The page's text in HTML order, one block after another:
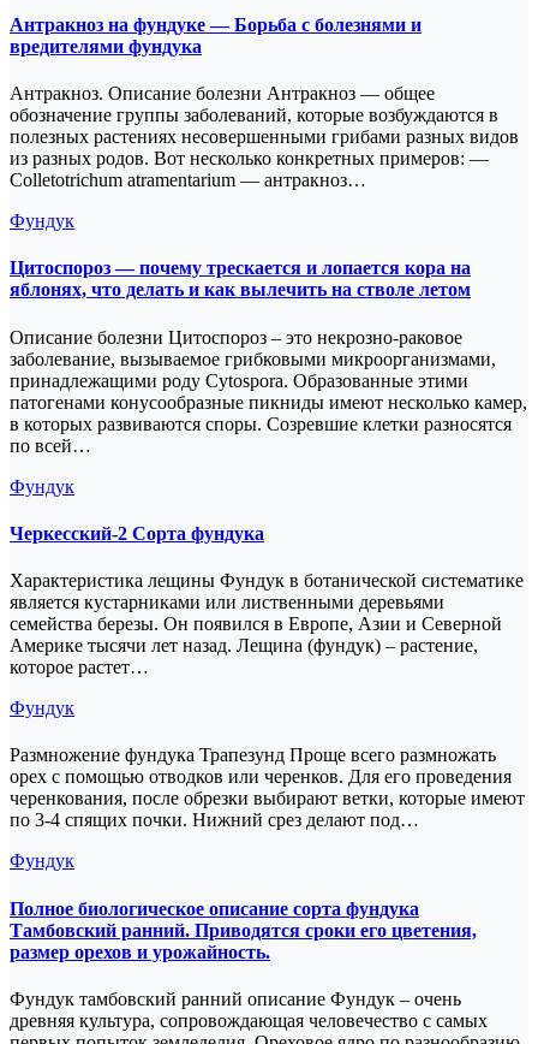
Антракноз на фундуке — Борьба с болезнями и
вредителями фундука
Антракноз. Описание болезни Антракноз — общее
обозначение группы заболеваний, которые возбуждаются в
полезных растениях несовершенными грибами разных видов
из разных родов. Вот несколько конкретных примеров: —
Colletotrichum atramentarium — антракноз…
Фундук
Цитоспороз — почему трескается и лопается кора на
яблонях, что делать и как вылечить на стволе летом
Описание болезни Цитоспороз – это некрозно-раковое
заболевание, вызываемое грибковыми микроорганизмами,
принадлежащими роду Cytospora. Образованные этими
патогенами конусообразные пикниды имеют несколько камер,
в которых развиваются споры. Созревшие клетки разносятся
по всей…
Фундук
Черкесский-2 Сорта фундука
Характеристика лещины Фундук в ботанической систематике
является кустарниками или лиственными деревьями
семейства березы. Он появился в Европе, Азии и Северной
Америке тысячи лет назад. Лещина (фундук) – растение,
которое растет…
Фундук
Размножение фундука Трапезунд Проще всего размножать
орех с помощью отводков или черенков. Для его проведения
черенкования, после обрезки выбирают ветки, которые имеют
по 3-4 спящих почки. Нижний срез делают под…
Фундук
Полное биологическое описание сорта фундука
Тамбовский ранний. Приводятся сроки его цветения,
размер орехов и урожайность.
Фундук тамбовский ранний описание Фундук – очень
древняя культура, сопровождающая человечество с самых